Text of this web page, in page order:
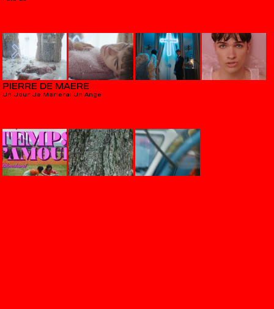
PIERRE DE MAERE
Un Jour Je Marierai Un Ange